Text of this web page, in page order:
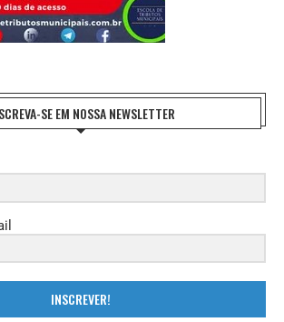
SE EM NOSSA NEWSLETTER
INSCREVER!